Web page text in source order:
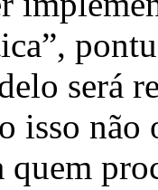
será
isso não
quem